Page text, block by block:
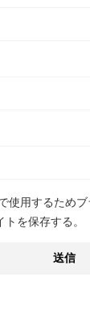
使用するため
を保存する。